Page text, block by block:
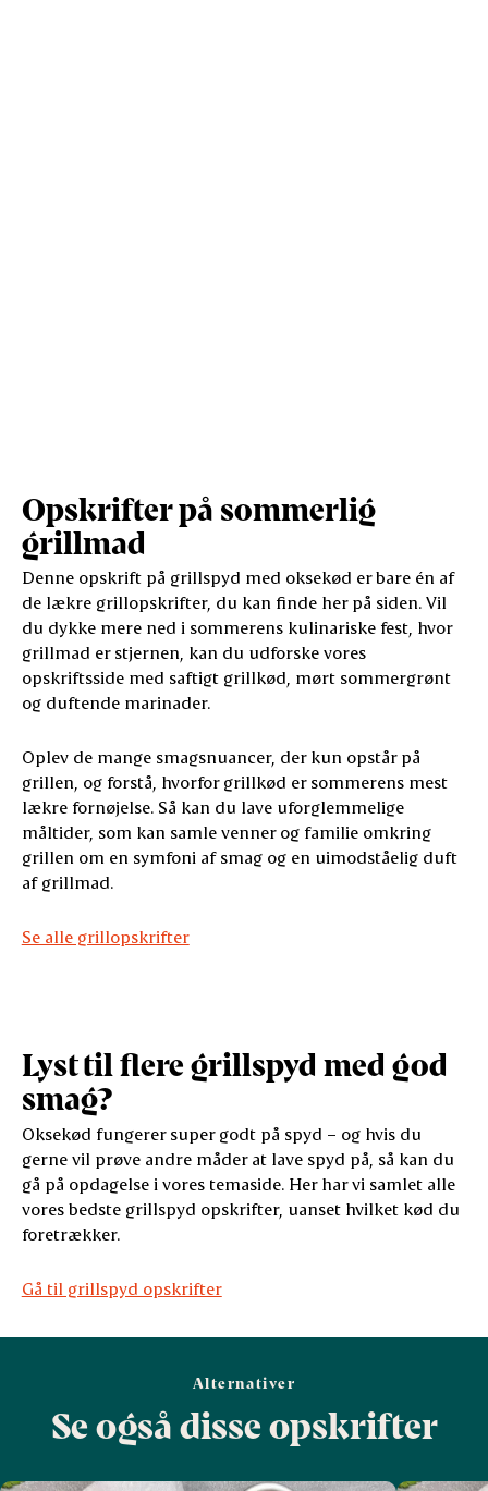
Opskrifter på sommerlig
grillmad
Denne opskrift på grillspyd med oksekød er bare én af
de lækre grillopskrifter, du kan finde her på siden. Vil
du dykke mere ned i sommerens kulinariske fest, hvor
grillmad er stjernen, kan du udforske vores
opskriftsside med saftigt grillkød, mørt sommergrønt
og duftende marinader.
Oplev de mange smagsnuancer, der kun opstår på
grillen, og forstå, hvorfor grillkød er sommerens mest
lækre fornøjelse. Så kan du lave uforglemmelige
måltider, som kan samle venner og familie omkring
grillen om en symfoni af smag og en uimodståelig duft
af grillmad.
Se alle grillopskrifter
Lyst til flere grillspyd med god
smag?
Oksekød fungerer super godt på spyd – og hvis du
gerne vil prøve andre måder at lave spyd på, så kan du
gå på opdagelse i vores temaside. Her har vi samlet alle
vores bedste grillspyd opskrifter, uanset hvilket kød du
foretrækker.
Gå til grillspyd opskrifter
Alternativer
Se også disse opskrifter